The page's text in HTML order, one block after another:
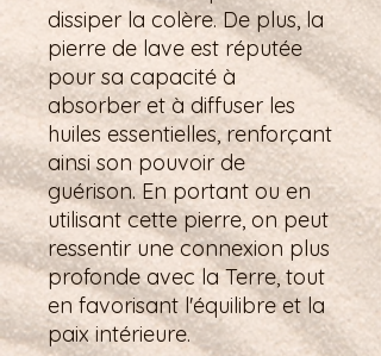
dissiper la colère. De plus, la
pierre de lave est réputée
pour sa capacité à
absorber et à diffuser les
huiles essentielles, renforçant
ainsi son pouvoir de
guérison. En portant ou en
utilisant cette pierre, on peut
ressentir une connexion plus
profonde avec la Terre, tout
en favorisant l'équilibre et la
paix intérieure.